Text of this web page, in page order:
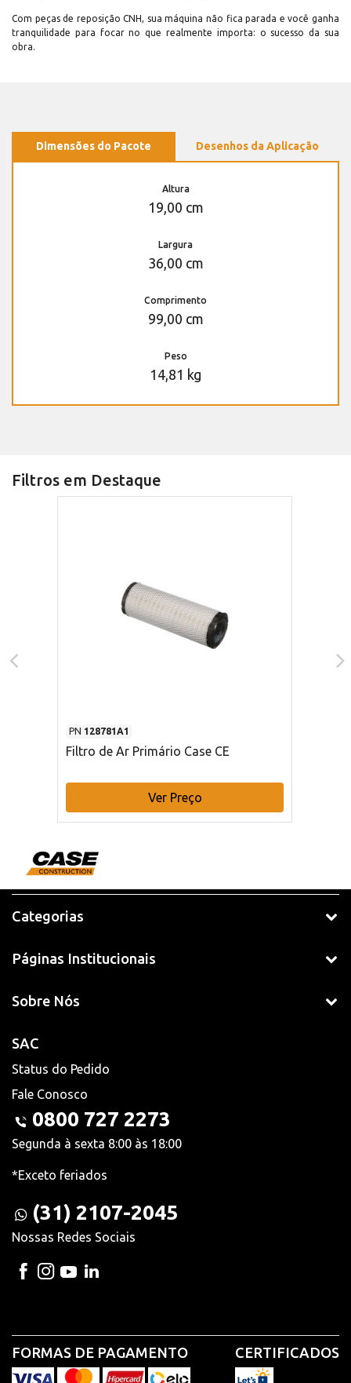
Com peças de reposição CNH, sua máquina não fica parada e você ganha
tranquilidade para focar no que realmente importa: o sucesso da sua
obra.
Dimensões do Pacote Desenhos da Aplicação
Altura
19,00 cm
Largura
36,00 cm
Comprimento
99,00 cm
Peso
14,81 kg
Filtros em Destaque
PN 128781A1
Filtro de Ar Primário Case CE
Ver Preço
Categorias
Páginas Institucionais
Sobre Nós
SAC
Status do Pedido
Fale Conosco
0800 727 2273
Segunda à sexta 8:00 às 18:00
*Exceto feriados
(31) 2107-2045
Nossas Redes Sociais
FORMAS DE PAGAMENTO CERTIFICADOS